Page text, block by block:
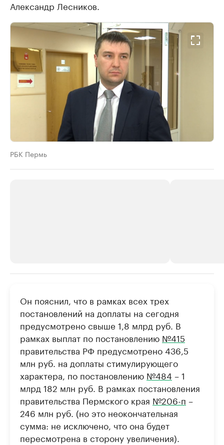
Александр Лесников.
РБК Пермь
Крупнейшие производители и
продавцы медийной продукции
Ознакомьтесь с информацией в каталоге Посмотрите в
Он пояснил, что в рамках всех трех
постановлений на доплаты на сегодня
предусмотрено свыше 1,8 млрд руб. В
рамках выплат по постановлению №415
правительства РФ предусмотрено 436,5
млн руб. на доплаты стимулирующего
характера, по постановлению №484 – 1
млрд 182 млн руб. В рамках постановления
правительства Пермского края №206-п –
246 млн руб. (но это неокончательная
сумма: не исключено, что она будет
пересмотрена в сторону увеличения).